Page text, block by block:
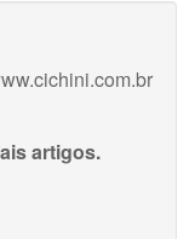
artigos.